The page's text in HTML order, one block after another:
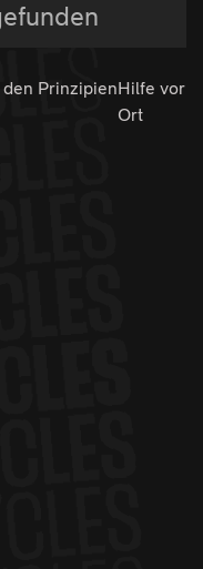
PrinzipienHilfe vor
Ort